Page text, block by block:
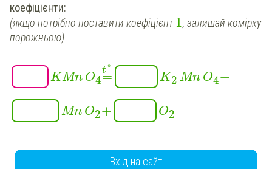
коефіцієнти:
(якщо потрібно поставити коефіцієнт1, залишай комірку
порожньою)
KMn O4=
t°
K2 Mn O4+
Mn O2+ O2
Вхід на сайт